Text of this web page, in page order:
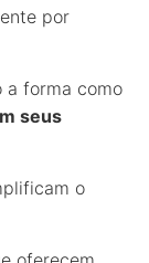
por
a forma como
seus
o